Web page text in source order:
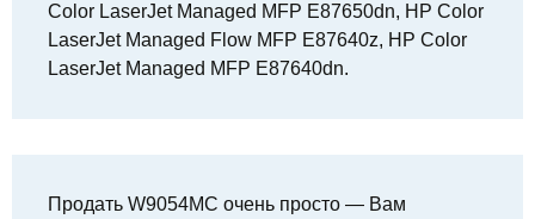
Color LaserJet Managed MFP E87650dn, HP Color
LaserJet Managed Flow MFP E87640z, HP Color
LaserJet Managed MFP E87640dn.
Продать W9054MC очень просто — Вам